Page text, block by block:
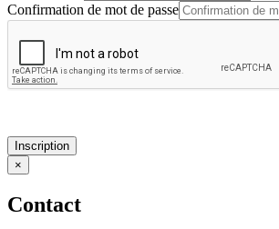
Confirmation de mot de passe
Inscription
×
Contact